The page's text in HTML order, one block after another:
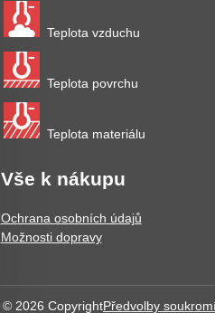
Teplota vzduchu
Teplota povrchu
Teplota materiálu
Vše k nákupu
Ochrana osobních údajů
Možnosti dopravy
© 2026 CopyrightPředvolby